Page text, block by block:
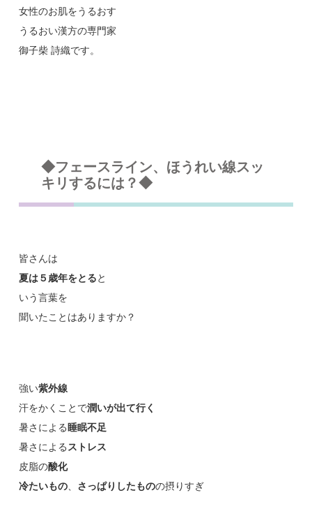
女性のお肌をうるおす
うるおい漢方の専門家
御子柴 詩織です。
◆フェースライン、ほうれい線スッ
キリするには？◆
皆さんは
夏は５歳年をとる と
いう言葉を
聞いたことはありますか？
強い紫外線
汗をかくことで潤いが出て行く
暑さによる 睡眠不足
暑さによる ストレス
皮脂の酸化
冷たいもの、 さっぱりしたものの摂りすぎ